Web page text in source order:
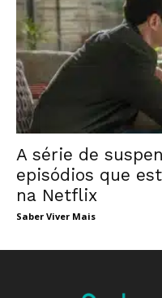
A série de
episódios que
na Netflix
Saber Viver Mais